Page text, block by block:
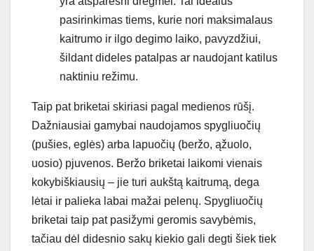
pasirinkimas tiems, kurie nori maksimalaus
kaitrumo ir ilgo degimo laiko, pavyzdžiui,
šildant dideles patalpas ar naudojant katilus
naktiniu režimu.
Taip pat briketai skiriasi pagal medienos rūšį.
Dažniausiai gamybai naudojamos spygliuočių
(pušies, eglės) arba lapuočių (beržo, ąžuolo,
uosio) pjuvenos. Beržo briketai laikomi vienais
kokybiškiausių – jie turi aukštą kaitrumą, dega
lėtai ir palieka labai mažai pelenų. Spygliuočių
briketai taip pat pasižymi geromis savybėmis,
tačiau dėl didesnio sakų kiekio gali degti šiek tiek